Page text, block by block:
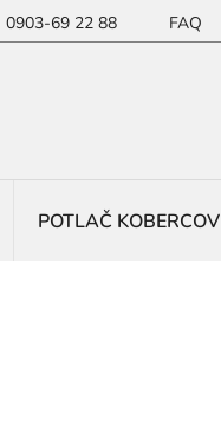
0903-69 22 88 FAQ
POTLAČ KOBERCOV